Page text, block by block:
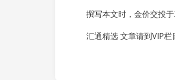
撰写本文时，金价交投于
汇通精选 文章请到VIP栏